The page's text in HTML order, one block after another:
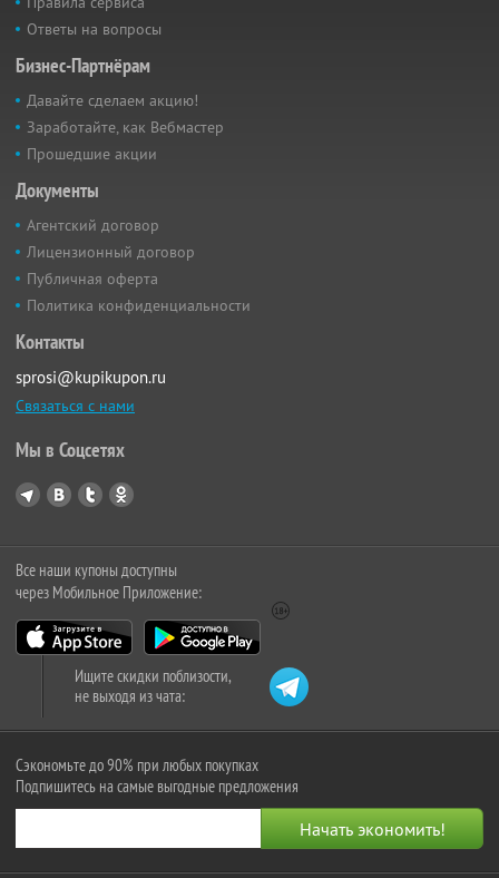
Ответы на вопросы
Бизнес-Партнёрам
Давайте сделаем акцию!
Заработайте, как Вебмастер
Прошедшие акции
Документы
Агентский договор
Лицензионный договор
Публичная оферта
Политика конфиденциальности
Контакты
sprosi@kupikupon.ru
Связаться с нами
Мы в Соцсетях
Все наши купоны доступны
через Мобильное Приложение:
Ищите скидки поблизости,
не выходя из чата:
Сэкономьте до 90% при любых покупках
Подпишитесь на самые выгодные предложения